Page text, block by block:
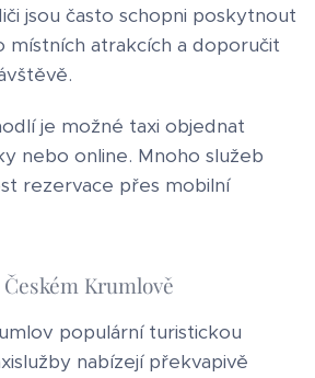
jsou často schopni poskytnout
místních atrakcích a doporučit
je možné taxi objednat
nebo online. Mnoho služeb
rezervace přes mobilní
Krumlově
populární turistickou
nabízejí překvapivě